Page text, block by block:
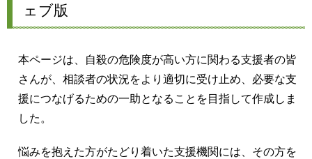
ェブ版
本ページは、自殺の危険度が高い方に関わる支援者の皆
さんが、相談者の状況をより適切に受け止め、必要な支
援につなげるための一助となることを目指して作成しま
した。
悩みを抱えた方がたどり着いた支援機関には、その方を